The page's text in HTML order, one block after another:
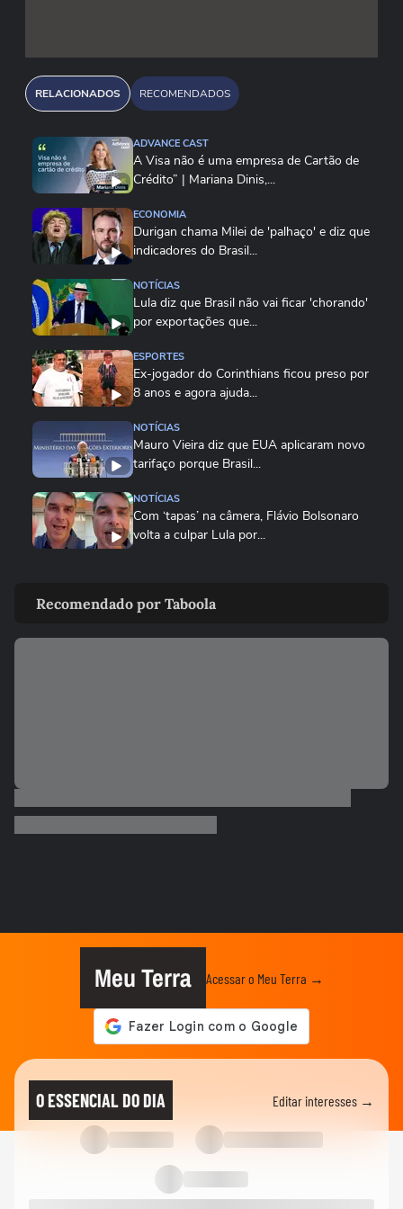
• O impacto de uma nova alíquota única para
aplicações financeiras
• Como tudo isso afeta o seu bolso — de quem
investe a quem quer comprar um imóvel
A divergência não é só técnica. É política. E,
quando os números não batem, o otimismo não
paga as contas.
RELACIONADOS RECOMENDADOS
ADVANCE CAST
A Visa não é uma empresa de Cartão de
Crédito” | Mariana Dinis,...
ECONOMIA
Durigan chama Milei de 'palhaço' e diz que
indicadores do Brasil...
NOTÍCIAS
Lula diz que Brasil não vai ficar 'chorando'
por exportações que...
ESPORTES
Ex-jogador do Corinthians ficou preso por
8 anos e agora ajuda...
NOTÍCIAS
Mauro Vieira diz que EUA aplicaram novo
tarifaço porque Brasil...
NOTÍCIAS
Com ‘tapas’ na câmera, Flávio Bolsonaro
volta a culpar Lula por...
Lindbergh Farias chama tarifaço...
NOTÍCIAS
para o Seu Negócio
‘Fazendo a minha parte mesmo sem ser
presidente ainda’, diz Flávio...
Flávio Bolsonaro cita eleições no Brasil e
diz em audiência nos...
Flávio Bolsonaro critica Lula antes de
participar de audiência...
Recomendado por Taboola
Meu Terra Acessar o Meu Terra →
O ESSENCIAL DO DIA Editar interesses →